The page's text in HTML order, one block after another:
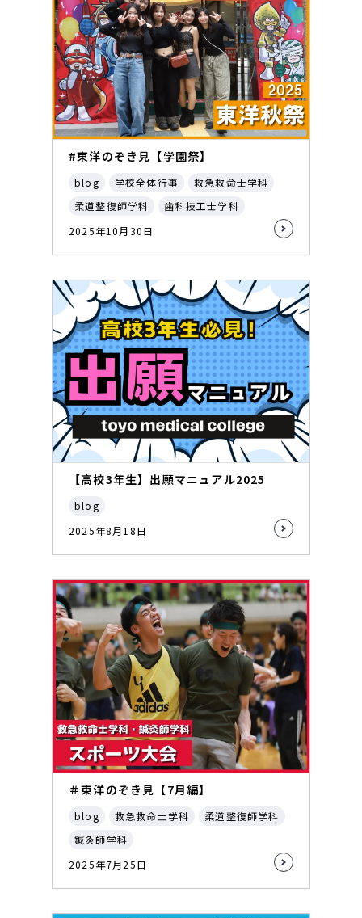
#東洋のぞき見【学園祭】
blog 学校全体行事
救急救命士学科
柔道整復師学科
歯科技工士学科
2025年10月30日
【高校3年生】出願マニュアル2025
blog
2025年8月18日
＃東洋のぞき見【7月編】
blog 救急救命士学科
柔道整復師学科
鍼灸師学科
2025年7月25日